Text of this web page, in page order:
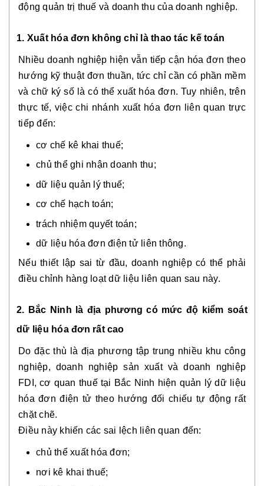
động quản trị thuế và doanh thu của doanh nghiệp.
1. Xuất hóa đơn không chỉ là thao tác kế toán
Nhiều doanh nghiệp hiện vẫn tiếp cận hóa đơn theo
hướng kỹ thuật đơn thuần, tức chỉ cần có phần mềm
và chữ ký số là có thể xuất hóa đơn. Tuy nhiên, trên
thực tế, việc chi nhánh xuất hóa đơn liên quan trực
tiếp đến:
cơ chế kê khai thuế;
chủ thể ghi nhận doanh thu;
dữ liệu quản lý thuế;
cơ chế hạch toán;
trách nhiệm quyết toán;
dữ liệu hóa đơn điện tử liên thông.
Nếu thiết lập sai từ đầu, doanh nghiệp có thể phải
điều chỉnh hàng loạt dữ liệu liên quan sau này.
2. Bắc Ninh là địa phương có mức độ kiểm soát
dữ liệu hóa đơn rất cao
Do đặc thù là địa phương tập trung nhiều khu công
nghiệp, doanh nghiệp sản xuất và doanh nghiệp
FDI, cơ quan thuế tại Bắc Ninh hiện quản lý dữ liệu
hóa đơn điện tử theo hướng đối chiếu tự động rất
chặt chẽ.
Điều này khiến các sai lệch liên quan đến:
chủ thể xuất hóa đơn;
nơi kê khai thuế;